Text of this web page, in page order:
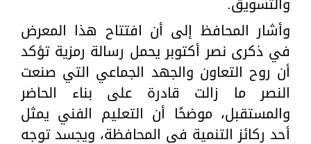
وأشار المحافظ إلى أن افتتاح هذا المعرض
في ذكرى نصر أكتوبر يحمل رسالة رمزية تؤكد
أن روح التعاون والجهد الجماعي التي صنعت
النصر ما زالت قادرة على بناء الحاضر
والمستقبل، موضحًا أن التعليم الفني يمثل
أحد ركائز التنمية في المحافظة، ويجسد توجه